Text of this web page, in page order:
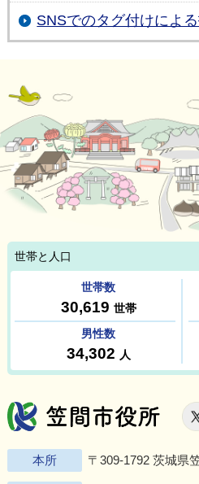
SNSでのタグ付けによ
本所 〒309-1792 茨城県